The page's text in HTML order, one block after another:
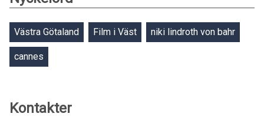
Västra Götaland Film i Väst niki lindroth von bahr
cannes
Kontakter